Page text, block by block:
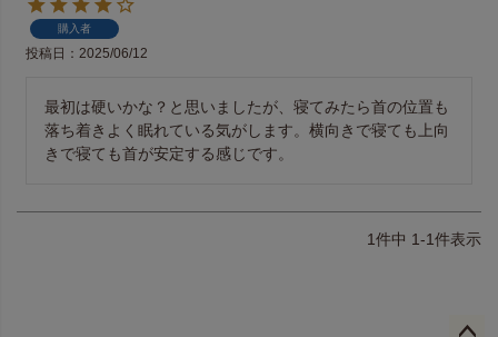
購入者
投稿日 2025/06/12
最初は硬いかな？と思いましたが、寝てみたら首の位置も
落ち着きよく眠れている気がします。横向きで寝ても上向
きで寝ても首が安定する感じです。
1件中 1-1件表示